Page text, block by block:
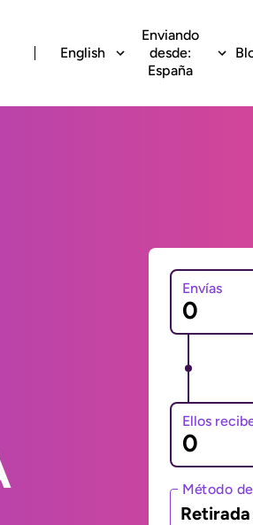
English
Enviando
desde:
España
Envías
Ellos
Método